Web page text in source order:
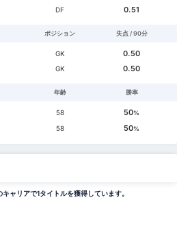
DF 0.51
ポジション 失点 / 90分
GK
0.50
GK 0.50
年齢 勝率
58 50%
58 50%
ャリアで1タイトルを獲得しています。